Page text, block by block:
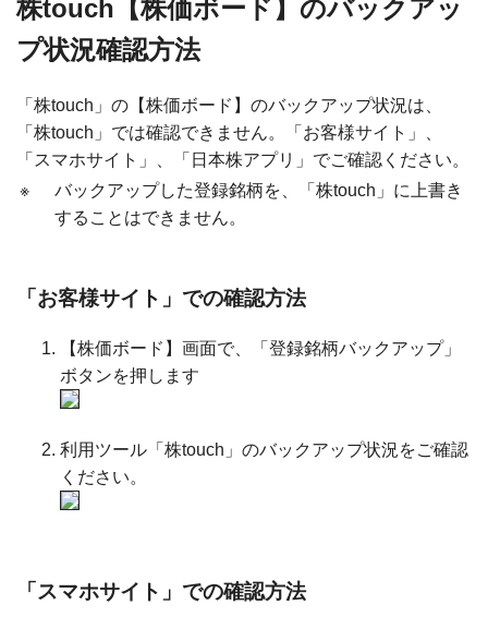
株touch【株価ボード】のバックアッ
プ状況確認方法
「株touch」の【株価ボード】のバックアップ状況は、
「株touch」では確認できません。「お客様サイト」、
「スマホサイト」、「日本株アプリ」でご確認ください。
※
バックアップした登録銘柄を、「株touch」に上書き
することはできません。
「お客様サイト」での確認方法
【株価ボード】画面で、「登録銘柄バックアップ」
ボタンを押します
利用ツール「株touch」のバックアップ状況をご確認
ください。
「スマホサイト」での確認方法